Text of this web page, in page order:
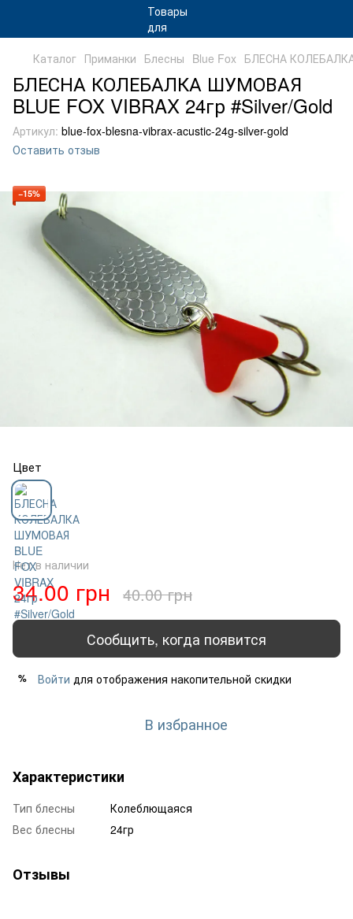
Каталог Приманки Блесны Blue Fox БЛЕСНА
БЛЕСНА КОЛЕБАЛКА ШУМОВАЯ
BLUE FOX VIBRAX 24гр #Silver/Gold
Артикул: blue-fox-blesna-vibrax-acustic-24g-silver-gold
Оставить отзыв
−15%
Цвет
Нет в наличии
34.00 грн 40.00 грн
Сообщить, когда появится
% Войти для отображения накопительной скидки
В избранное
Характеристики
Тип блесны
Колеблющаяся
Вес блесны
24гр
Отзывы